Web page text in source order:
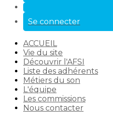
Se connecter
ACCUEIL
Vie du site
Découvrir l'AFSI
Liste des adhérents
Métiers du son
L'équipe
Les commissions
Nous contacter